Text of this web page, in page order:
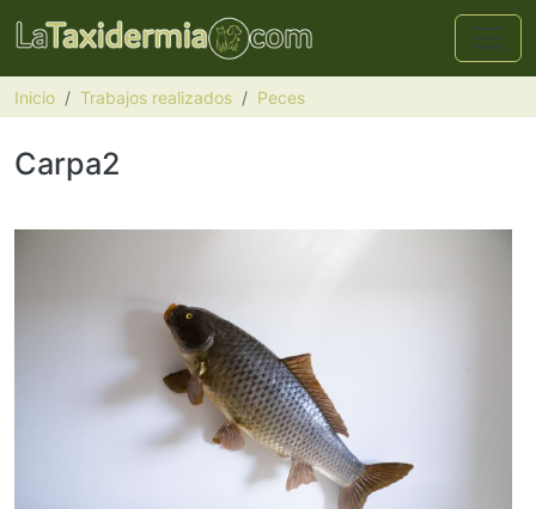
Pasar al contenido principal
Inicio Trabajos realizados Peces
Carpa2